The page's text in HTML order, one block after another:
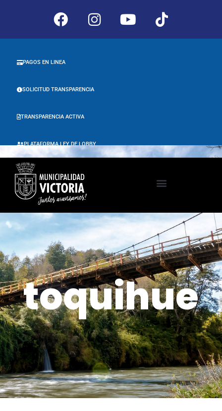
PLATAFORMA LEY DE LOBBY
TRANSPARENCIA ACTIVA
SOLICITUD TRANSPARENCIA
PAGOS EN LINEA
toquihue